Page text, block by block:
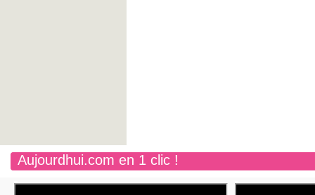
Aujourdhui.com en 1 clic !